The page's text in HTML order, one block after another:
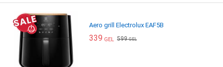
Aero grill Electrolux EAF5B
339 GEL 599GEL